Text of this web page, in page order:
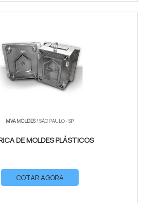
MVA MOLDES/ SÃO PAULO - SP
DE MOLDES PLÁSTICOS
COTAR AGORA